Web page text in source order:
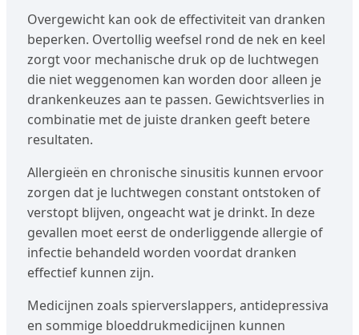
Overgewicht kan ook de effectiviteit van dranken
beperken. Overtollig weefsel rond de nek en keel
zorgt voor mechanische druk op de luchtwegen
die niet weggenomen kan worden door alleen je
drankenkeuzes aan te passen. Gewichtsverlies in
combinatie met de juiste dranken geeft betere
resultaten.
Allergieën en chronische sinusitis kunnen ervoor
zorgen dat je luchtwegen constant ontstoken of
verstopt blijven, ongeacht wat je drinkt. In deze
gevallen moet eerst de onderliggende allergie of
infectie behandeld worden voordat dranken
effectief kunnen zijn.
Medicijnen zoals spierverslappers, antidepressiva
en sommige bloeddrukmedicijnen kunnen